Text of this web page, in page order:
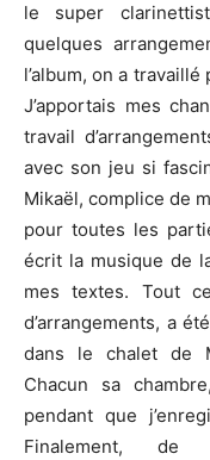
le super
quelques
l’album, on a
J’apportais mes
travail
avec son jeu si
Mikaël, complice de
pour toutes les
écrit la musique de
mes textes. Tout
d’arrangements, a
dans le chalet de
Chacun sa
pendant que
Finalement, de